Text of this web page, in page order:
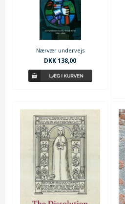
Nærvær undervejs
DKK 138,00